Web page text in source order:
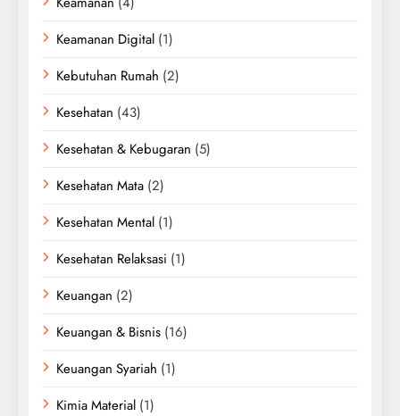
Keamanan Digital (1)
Kebutuhan Rumah (2)
Kesehatan (43)
Kesehatan & Kebugaran (5)
Kesehatan Mata (2)
Kesehatan Mental (1)
Kesehatan Relaksasi (1)
Keuangan (2)
Keuangan & Bisnis (16)
Keuangan Syariah (1)
Kimia Material (1)